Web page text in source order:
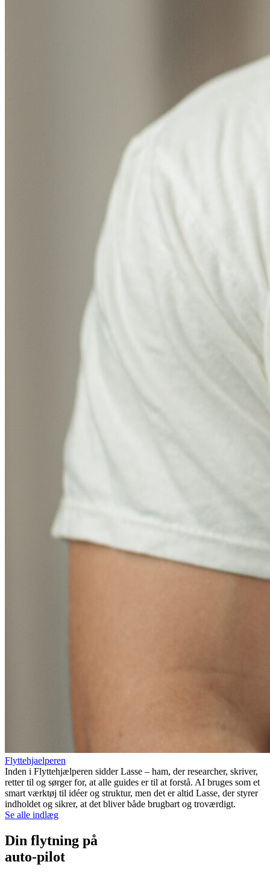
Flyttehjaelperen
Inden i Flyttehjælperen sidder Lasse – ham, der researcher, skriver,
retter til og sørger for, at alle guides er til at forstå. AI bruges som et
smart værktøj til idéer og struktur, men det er altid Lasse, der styrer
indholdet og sikrer, at det bliver både brugbart og troværdigt.
Se alle indlæg
Din flytning på
auto-pilot